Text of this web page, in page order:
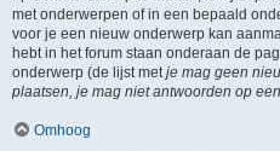
met onderwerpen of in een bepaald
voor je een nieuw onderwerp kan
hebt in het forum staan onderaan de
onderwerp (de lijst metje mag geen
plaatsen, je mag niet antwoorden op
Omhoog